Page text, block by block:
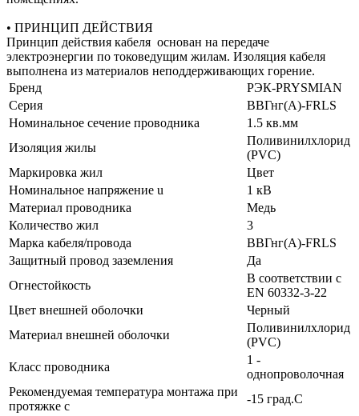
• ПРИНЦИП ДЕЙСТВИЯ
Принцип действия кабеля основан на передаче
электроэнергии по токоведущим жилам. Изоляция кабеля
выполнена из материалов неподдерживающих горение.
Бренд
РЭК-PRYSMIAN
Серия
ВВГнг(А)-FRLS
Номинальное сечение проводника
1.5 кв.мм
Изоляция жилы
Поливинилхлорид
(PVC)
Маркировка жил
Цвет
Номинальное напряжение u
1 кВ
Материал проводника
Медь
Количество жил
3
Марка кабеля/провода
ВВГнг(А)-FRLS
Защитный провод заземления
Да
Огнестойкость
В соответствии с
EN 60332-3-22
Цвет внешней оболочки
Черный
Материал внешней оболочки
Поливинилхлорид
(PVC)
Класс проводника
1 -
однопроволочная
Рекомендуемая температура монтажа при
протяжке с
-15 град.C